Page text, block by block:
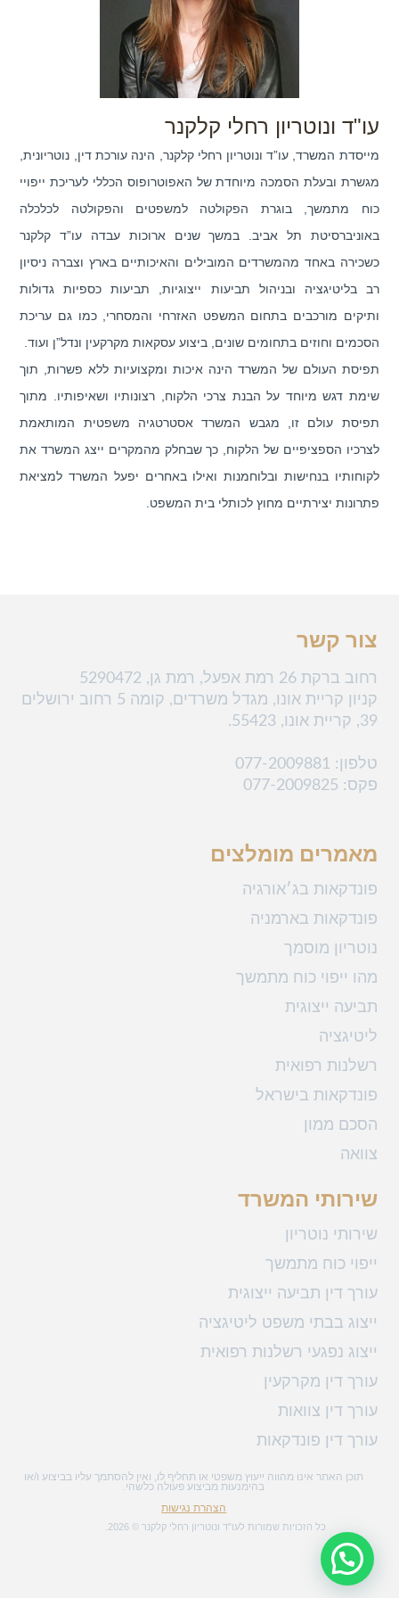
עו"ד ונוטריון רחלי קלקנר
מייסדת המשרד, עו”ד ונוטריון רחלי קלקנר, הינה עורכת דין, נוטריונית,
מגשרת ובעלת הסמכה מיוחדת של האפוטרופוס הכללי לעריכת ייפויי
כוח מתמשך, בוגרת הפקולטה למשפטים והפקולטה לכלכלה
באוניברסיטת תל אביב. במשך שנים ארוכות עבדה עו”ד קלקנר
כשכירה באחד מהמשרדים המובילים והאיכותיים בארץ וצברה ניסיון
רב בליטיגציה ובניהול תביעות ייצוגיות, תביעות כספיות גדולות
ותיקים מורכבים בתחום המשפט האזרחי והמסחרי, כמו גם עריכת
הסכמים וחוזים בתחומים שונים, ביצוע עסקאות מקרקעין ונדל”ן ועוד.
תפיסת העולם של המשרד הינה איכות ומקצועיות ללא פשרות, תוך
שימת דגש מיוחד על הבנת צרכי הלקוח, רצונותיו ושאיפותיו. מתוך
תפיסת עולם זו, מגבש המשרד אסטרטגיה משפטית המותאמת
לצרכיו הספציפיים של הלקוח, כך שבחלק מהמקרים ייצג המשרד את
לקוחותיו בנחישות ובלוחמנות ואילו באחרים יפעל המשרד למציאת
פתרונות יצירתיים מחוץ לכותלי בית המשפט.
צור קשר
רחוב ברקת 26 רמת אפעל, רמת גן, 5290472
קניון קריית אונו, מגדל משרדים, קומה 5 רחוב ירושלים
39, קריית אונו, 55423.
טלפון: 077-2009881
פקס: 077-2009825
מאמרים מומלצים
פונדקאות בג׳אורגיה
פונדקאות בארמניה
נוטריון מוסמך
מהו ייפוי כוח מתמשך
תביעה ייצוגית
ליטיגציה
רשלנות רפואית
פונדקאות בישראל
הסכם ממון
צוואה
שירותי המשרד
שירותי נוטריון
ייפוי כוח מתמשך
עורך דין תביעה ייצוגית
ייצוג בבתי משפט ליטיגציה
ייצוג נפגעי רשלנות רפואית
עורך דין מקרקעין
עורך דין צוואות
עורך דין פונדקאות
תוכן האתר אינו מהווה ייעוץ משפטי או תחליף לו, ואין להסתמך עליו בביצוע ו/או
בהימנעות מביצוע פעולה כלשהי.
הצהרת נגישות
כל הזכויות שמורות לעו"ד ונוטריון רחלי קלקנר © 2026.